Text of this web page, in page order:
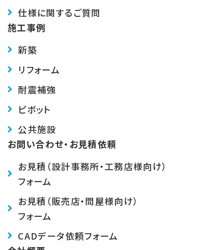
仕様に関するご質問
施工事例
新築
リフォーム
耐震補強
ピボット
公共施設
お問い合わせ・お見積依頼
お見積（設計事務所・工務店様向け）
フォーム
お見積（販売店・問屋様向け）
フォーム
CADデータ依頼フォーム